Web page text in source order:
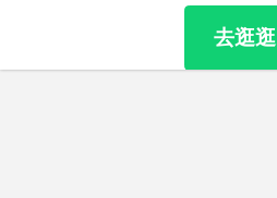
去逛逛